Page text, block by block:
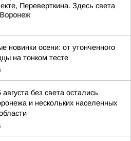
Переверткина. Здесь света
новинки осени: от утонченного
на тонком тесте
без света остались
и нескольких населенных